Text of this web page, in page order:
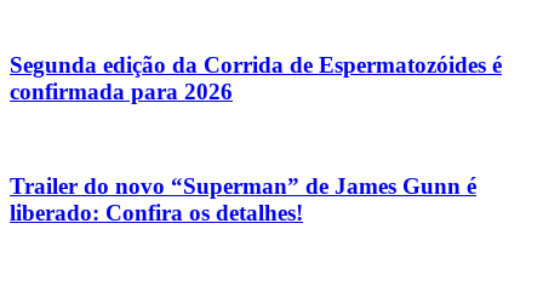
Segunda edição da Corrida de Espermatozóides é
confirmada para 2026
Trailer do novo “Superman” de James Gunn é
liberado: Confira os detalhes!